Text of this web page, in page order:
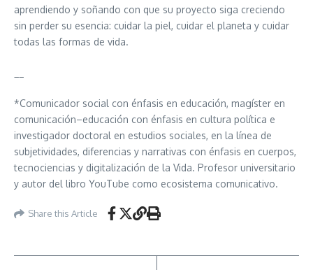
aprendiendo y soñando con que su proyecto siga creciendo
sin perder su esencia: cuidar la piel, cuidar el planeta y cuidar
todas las formas de vida.
*Comunicador social con énfasis en educación, magíster en
comunicación–educación con énfasis en cultura política e
investigador doctoral en estudios sociales, en la línea de
subjetividades, diferencias y narrativas con énfasis en cuerpos,
tecnociencias y digitalización de la Vida. Profesor universitario
y autor del libro YouTube como ecosistema comunicativo.
Share this Article